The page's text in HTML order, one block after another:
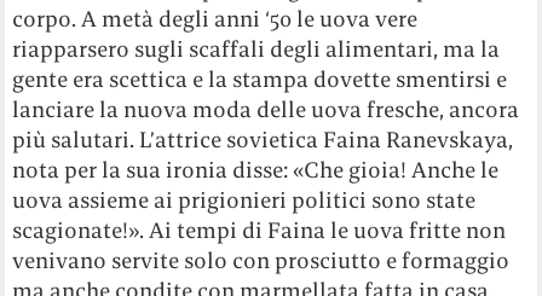
corpo. A metà degli anni ‘50 le uova vere
riapparsero sugli scaffali degli alimentari, ma la
gente era scettica e la stampa dovette smentirsi e
lanciare la nuova moda delle uova fresche, ancora
più salutari. L’attrice sovietica Faina Ranevskaya,
nota per la sua ironia disse: «Che gioia! Anche le
uova assieme ai prigionieri politici sono state
scagionate!». Ai tempi di Faina le uova fritte non
venivano servite solo con prosciutto e formaggio